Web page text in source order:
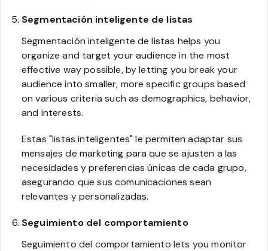
Segmentación inteligente de listas
Segmentación inteligente de listas helps you
organize and target your audience in the most
effective way possible, by letting you break your
audience into smaller, more specific groups based
on various criteria such as demographics, behavior,
and interests.
Estas "listas inteligentes" le permiten adaptar sus
mensajes de marketing para que se ajusten a las
necesidades y preferencias únicas de cada grupo,
asegurando que sus comunicaciones sean
relevantes y personalizadas.
Seguimiento del comportamiento
Seguimiento del comportamiento lets you monitor